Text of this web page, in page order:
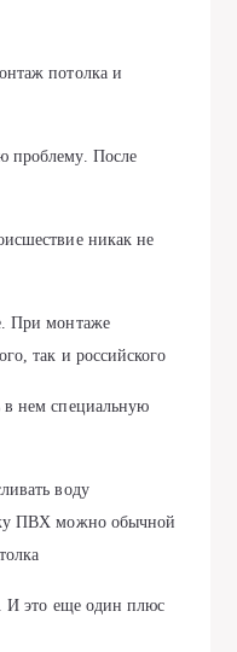
потолка и
проблему. После
никак не
При монтаже
так и российского
в нем специальную
воду
ПВХ можно обычной
И это еще один плюс